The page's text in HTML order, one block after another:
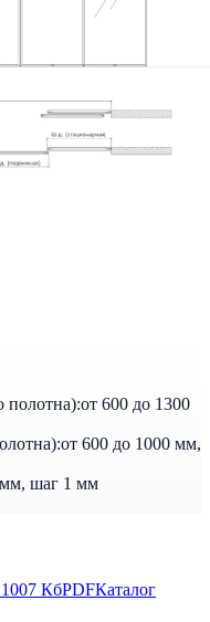
полотна):от 600 до 1300
от 600 до 1000 мм,
шаг 1 мм
1007 КбPDFКаталог